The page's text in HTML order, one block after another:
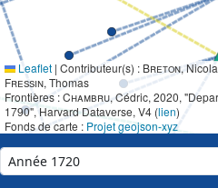
Leaflet | Contributeur(s) : Breton,
Fressin, Thomas
Frontières :Chambru, Cédric, 2020,
1790", Harvard Dataverse, V4 (lien)
Fonds de carte : Projet geojson-xyz